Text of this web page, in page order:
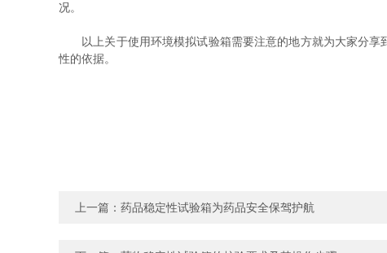
况。
以上关于使用环境模拟试验箱需要注意的地方就为大家分享
性的依据。
上一篇： 药品稳定性试验箱为药品安全保驾护航